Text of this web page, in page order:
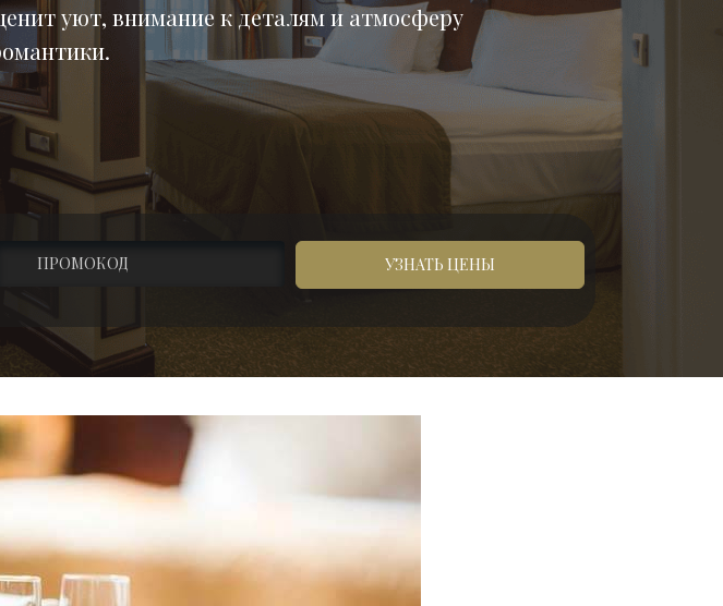
уют, внимание к деталям и атмосферу
УЗНАТЬ ЦЕНЫ